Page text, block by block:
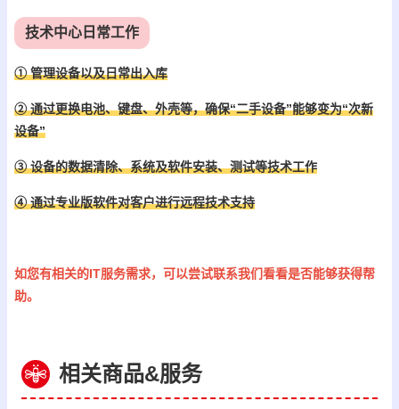
技术中心日常工作
① 管理设备以及日常出入库
② 通过更换电池、键盘、外壳等，确保“二手设备”能够变为“次新
设备”
③ 设备的数据清除、系统及软件安装、测试等技术工作
④ 通过专业版软件对客户进行远程技术支持
如您有相关的IT服务需求，可以尝试联系我们看看是否能够获得帮
助。
相关商品&服务